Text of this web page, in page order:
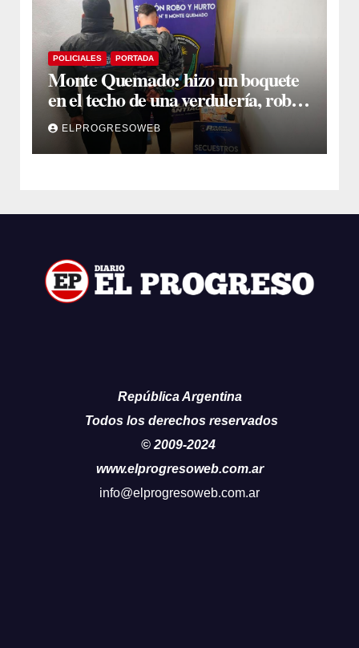
POLICIALES PORTADA
Monte Quemado: hizo un boquete
en el techo de una verdulería, robó
$800.000 y cayó tras ser filmado
ELPROGRESOWEB
República Argentina
Todos los derechos reservados
© 2009-2024
www.elprogresoweb.com.ar
info@elprogresoweb.com.ar